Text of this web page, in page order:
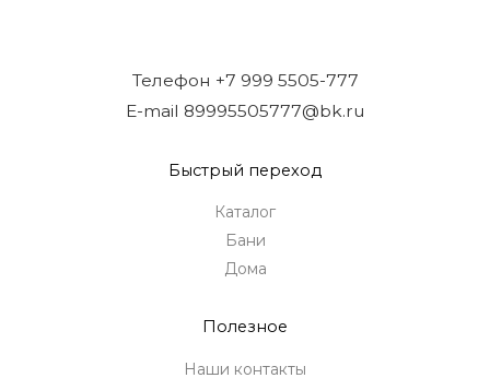
Телефон +7 999 5505-777
E-mail 89995505777@bk.ru
Быстрый переход
Каталог
Бани
Дома
Полезное
Наши контакты